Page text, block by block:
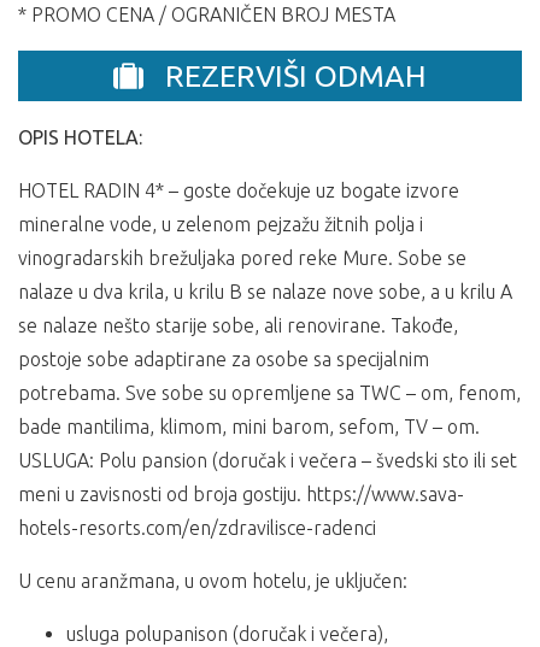
* PROMO CENA / OGRANIČEN BROJ MESTA
REZERVIŠI ODMAH
OPIS HOTELA:
HOTEL RADIN 4* – goste dočekuje uz bogate izvore
mineralne vode, u zelenom pejzažu žitnih polja i
vinogradarskih brežuljaka pored reke Mure. Sobe se
nalaze u dva krila, u krilu B se nalaze nove sobe, a u krilu A
se nalaze nešto starije sobe, ali renovirane. Takođe,
postoje sobe adaptirane za osobe sa specijalnim
potrebama. Sve sobe su opremljene sa TWC – om, fenom,
bade mantilima, klimom, mini barom, sefom, TV – om.
USLUGA: Polu pansion (doručak i večera – švedski sto ili set
meni u zavisnosti od broja gostiju. https://www.sava-
hotels-resorts.com/en/zdravilisce-radenci
U cenu aranžmana, u ovom hotelu, je uključen:
usluga polupanison (doručak i večera),